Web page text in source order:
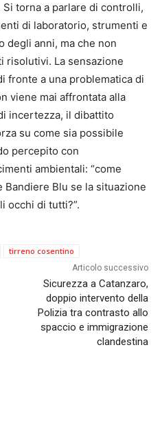
torna a parlare di controlli,
di laboratorio, strumenti e
degli anni, ma che non
risolutivi. La sensazione
fronte a una problematica di
viene mai affrontata alla
incertezza, il dibattito
su come sia possibile
percepito con
ambientali: “come
Bandiere Blu se la situazione
occhi di tutti?”.
tirreno cosentino
Articolo successivo
Sicurezza a Catanzaro,
doppio intervento della
Polizia tra contrasto allo
spaccio e immigrazione
clandestina